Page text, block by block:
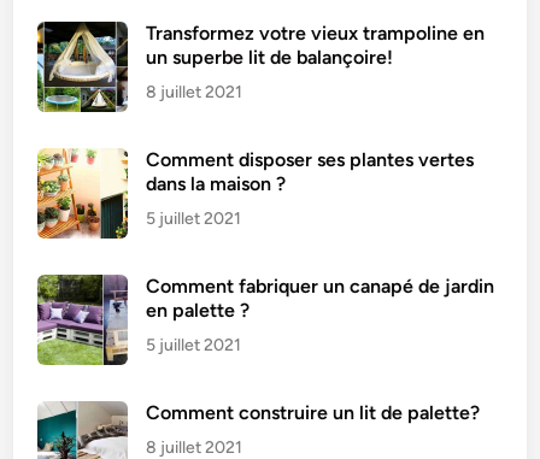
Transformez votre vieux trampoline en
un superbe lit de balançoire!
8 juillet 2021
Comment disposer ses plantes vertes
dans la maison ?
5 juillet 2021
Comment fabriquer un canapé de jardin
en palette ?
5 juillet 2021
Comment construire un lit de palette?
8 juillet 2021